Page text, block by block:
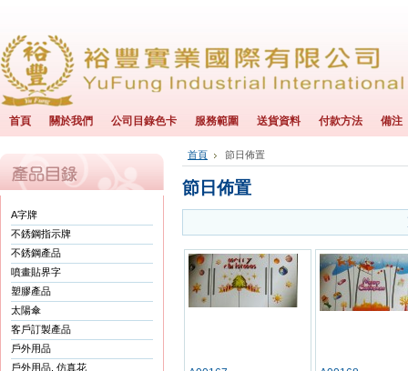
首頁 關於我們 公司目錄色卡 服務範圍 送貨資料 付款方法 備注
A字牌
不銹鋼指示牌
不銹鋼產品
噴畫貼界字
塑膠產品
太陽傘
客戶訂製產品
戶外用品
戶外用品, 仿真花
首頁 節日佈置
節日佈置